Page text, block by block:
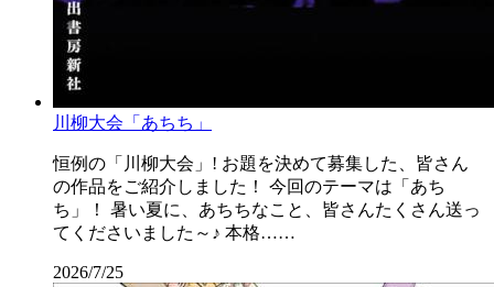
川柳大会「あちち」
恒例の「川柳大会」! お題を決めて募集した、皆さん
の作品をご紹介しました！ 今回のテーマは「あち
ち」！ 暑い夏に、あちちなこと、皆さんたくさん送っ
てくださいました～♪ 本格……
2026/7/25